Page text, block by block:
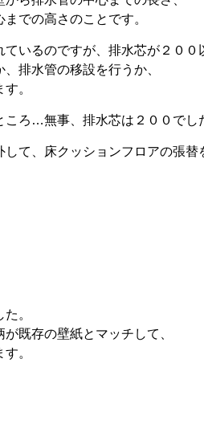
での高さのことです。
いるのですが、排水芯が２００
排水管の移設を行うか、
。
ろ…無事、排水芯は２００でし
て、床クッションフロアの張替
。
既存の壁紙とマッチして、
。